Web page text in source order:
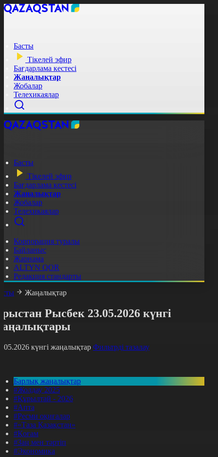
Басты
Тікелей эфир
Бағдарлама кестесі
Жаңалықтар
Жобалар
Телехикаялар
Басты
Тікелей эфир
Бағдарлама кестесі
Жаңалықтар
Жобалар
Телехикаялар
Корпорация туралы
Байланыс
Жарнама
ALTYN QOR
Редакция стандарты
Жаңалықтар
Рысбек 23.05.2026 күнгі
күнгі жаңалықтар Фильтрді тазалау
Барлық жаңалықтар
#Жолдау 2025
#Құрылтай - 2026
#Апта
#Ресми оқиғалар
#«Таза Қазақстан»
#Қоғам
#Заң мен тәртіп
#Экономика